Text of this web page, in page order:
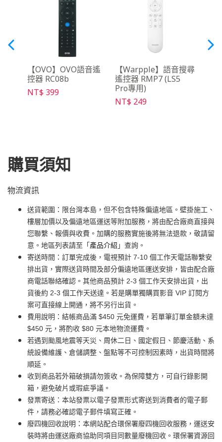
【OVO】OVO語音遙
控器 RC08b
NT$ 399
【Warpple】語音搜尋
遙控器 RMP7 (LS5
Pro專用)
NT$ 249
購買須知
物流資訊
送貨範圍：限台灣本島，但不包含特殊偏遠地區。壁掛施工、
樓層加價以及偏遠地區運送等附加服務，將由配合廠商直接與
您聯繫、報價與收費。加購的服務實施後將無法退款，敬請留
意。地區列表請至「 產品介紹 」查詢。
寄送時間：訂單完成後，電視預計 7-10 個工作天電話聯繫安
排出貨，實際送貨時間及部分偏遠地區運送安排，皆由配合廠
商電話聯絡確認。其他商品預計 2-3 個工作天安排出貨，出
貨後約 2-3 個工作天送達。若是購單獨購買影音 VIP 訂閱方
案可直接線上開通，將不另行出貨。
費用說明：結帳商品滿 $450 元免運費，若單筆訂單金額未達
$450 元，將酌收 $80 元本地物流運費。
若遇到颱風地震等天災、周休二日、國定假日、節慶活動、系
統設備維護、倉儲調整、盤點等不可控制因素時，出貨時間將
順延。
收到商品若外箱破損請勿簽收。為保障雙方，可自行錄影開
箱，避免破片或瑕疵爭議。
發票寄送：本站發票以電子發票形式寄送到消費者的電子郵
件，請務必確認電子郵件填寫正確。
廢四機回收說明：本網站配合環保署廢四機回收服務，運送安
裝時將由運送廠商協助同項目同數量廢機回收。環保署資源回